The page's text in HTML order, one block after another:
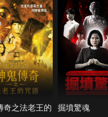
奇之法老王的
掘墳驚魂